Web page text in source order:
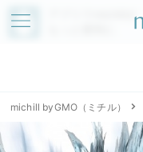
アプリでmichillが
michill byGMO（ミチル）